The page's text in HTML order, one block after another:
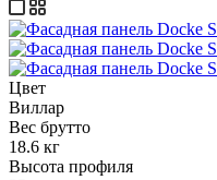
Цвет
Виллар
Вес брутто
18.6 кг
Высота профиля